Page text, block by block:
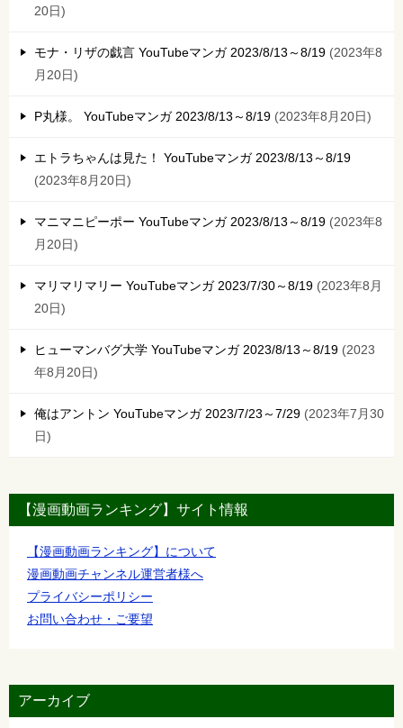
20日
モナ・リザの戯言 YouTubeマンガ 2023/8/13～8/19
2023年8
月20日
P丸様。 YouTubeマンガ 2023/8/13～8/19 2023年8月20日
エトラちゃんは見た！ YouTubeマンガ 2023/8/13～8/19
2023年8月20日
マニマニピーポー YouTubeマンガ 2023/8/13～8/19
2023年8
月20日
マリマリマリー YouTubeマンガ 2023/7/30～8/19
2023年8月
20日
ヒューマンバグ大学 YouTubeマンガ 2023/8/13～8/19
2023
年8月20日
俺はアントン YouTubeマンガ 2023/7/23～7/29
2023年7月30
日
【漫画動画ランキング】サイト情報
【漫画動画ランキング】について
漫画動画チャンネル運営者様へ
プライバシーポリシー
お問い合わせ・ご要望
アーカイブ